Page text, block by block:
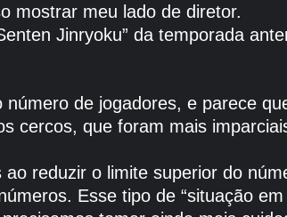
mostrar meu lado de diretor.
Jinryoku” da temporada
de jogadores, e parece
cercos, que foram mais
reduzir o limite superior do
Esse tipo de “situação